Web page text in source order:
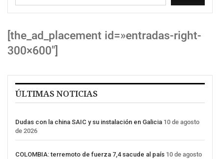
[the_ad_placement id=»entradas-right-
300×600″]
ÚLTIMAS NOTICIAS
Dudas con la china SAIC y su instalación en Galicia 10 de agosto
de 2026
COLOMBIA: terremoto de fuerza 7,4 sacude al país 10 de agosto